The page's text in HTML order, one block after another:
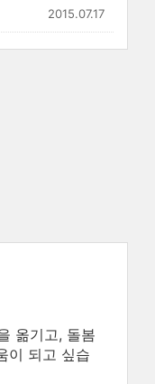
2015.07.17
옮기고, 돌봄
이 되고 싶습